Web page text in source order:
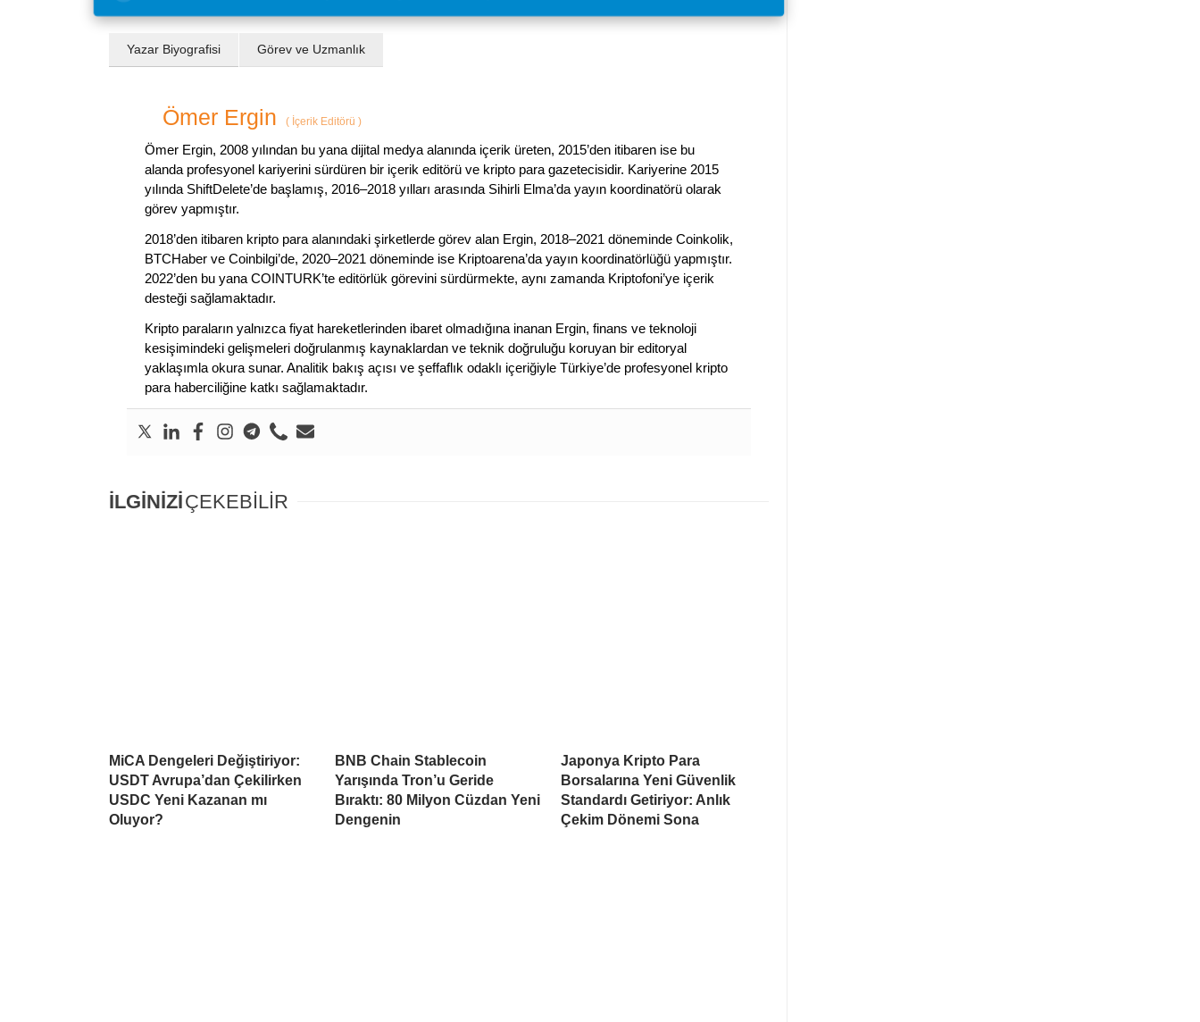
Yazar Biyografisi Görev ve Uzmanlık
Ömer Ergin ( İçerik Editörü )
Ömer Ergin, 2008 yılından bu yana dijital medya alanında içerik üreten, 2015’den itibaren ise bu
alanda profesyonel kariyerini sürdüren bir içerik editörü ve kripto para gazetecisidir. Kariyerine 2015
yılında ShiftDelete’de başlamış, 2016–2018 yılları arasında Sihirli Elma’da yayın koordinatörü olarak
görev yapmıştır.
2018’den itibaren kripto para alanındaki şirketlerde görev alan Ergin, 2018–2021 döneminde Coinkolik,
BTCHaber ve Coinbilgi’de, 2020–2021 döneminde ise Kriptoarena’da yayın koordinatörlüğü yapmıştır.
2022’den bu yana COINTURK’te editörlük görevini sürdürmekte, aynı zamanda Kriptofoni’ye içerik
desteği sağlamaktadır.
Kripto paraların yalnızca fiyat hareketlerinden ibaret olmadığına inanan Ergin, finans ve teknoloji
kesişimindeki gelişmeleri doğrulanmış kaynaklardan ve teknik doğruluğu koruyan bir editoryal
yaklaşımla okura sunar. Analitik bakış açısı ve şeffaflık odaklı içeriğiyle Türkiye’de profesyonel kripto
para haberciliğine katkı sağlamaktadır.
İLGİNİZİÇEKEBİLİR
MiCA Dengeleri Değiştiriyor:
USDT Avrupa’dan Çekilirken
USDC Yeni Kazanan mı
Oluyor?
BNB Chain Stablecoin
Yarışında Tron’u Geride
Bıraktı: 80 Milyon Cüzdan Yeni
Dengenin
Japonya Kripto Para
Borsalarına Yeni Güvenlik
Standardı Getiriyor: Anlık
Çekim Dönemi Sona